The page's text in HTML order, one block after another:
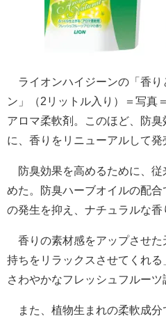
ライオンハイジーンの「香り
ン」（2リットル入り）＝写真
アロマ柔軟剤。このほど、防
に、香りをリニューアルして発
防臭効果を高めるために、従
めた。防臭ハーブオイルの配
の発生を抑え、ナチュラルな香
香りの素材感をアップさせた
持ちをリラックスさせてくれ
さわやかなフレッシュフルーツ
また、植物生まれの柔軟成分